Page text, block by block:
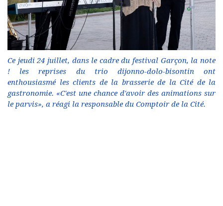
Ce jeudi 24 juillet, dans le cadre du festival Garçon, la note
! les reprises du trio dijonno-dolo-bisontin ont
enthousiasmé les clients de la brasserie de la Cité de la
gastronomie. «C'est une chance d'avoir des animations sur
le parvis», a réagi la responsable du Comptoir de la Cité.